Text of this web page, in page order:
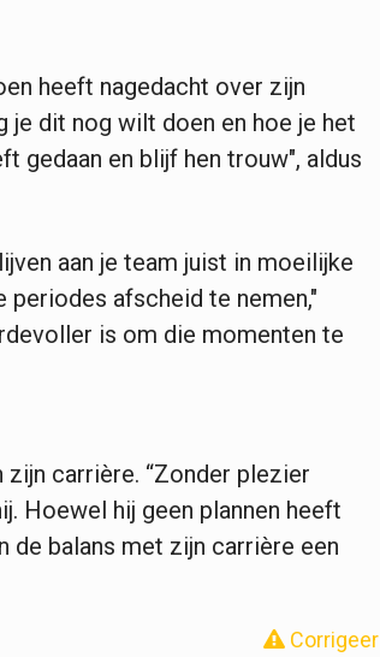
heeft nagedacht over zijn
je dit nog wilt doen en hoe je het
gedaan en blijf hen trouw", aldus
aan je team juist in moeilijke
afscheid te nemen,"
is om die momenten te
carrière. “Zonder plezier
Hoewel hij geen plannen heeft
de balans met zijn carrière een
Corrigeer